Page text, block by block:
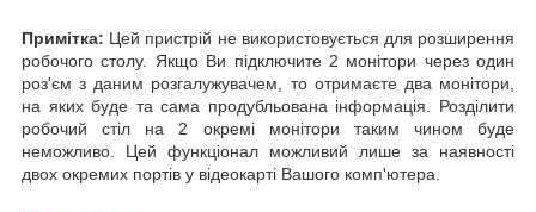
Примітка: Цей пристрій не використовується для розширення
робочого столу. Якщо Ви підключите 2 монітори через один
роз'єм з даним розгалужувачем, то отримаєте два монітори,
на яких буде та сама продубльована інформація. Розділити
робочий стіл на 2 окремі монітори таким чином буде
неможливо. Цей функціонал можливий лише за наявності
двох окремих портів у відеокарті Вашого комп'ютера.